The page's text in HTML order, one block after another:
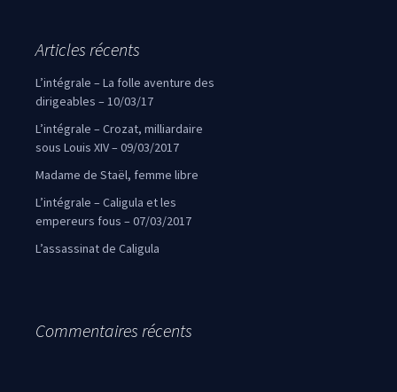
Articles récents
L’intégrale – La folle aventure des
dirigeables – 10/03/17
L’intégrale – Crozat, milliardaire
sous Louis XIV – 09/03/2017
Madame de Staël, femme libre
L’intégrale – Caligula et les
empereurs fous – 07/03/2017
L’assassinat de Caligula
Commentaires récents